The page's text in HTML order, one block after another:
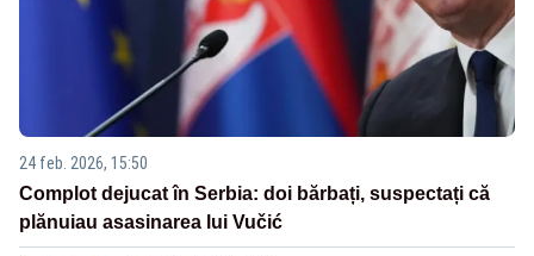
24 feb. 2026, 15:50
Complot dejucat în Serbia: doi bărbați, suspectați că
plănuiau asasinarea lui Vučić